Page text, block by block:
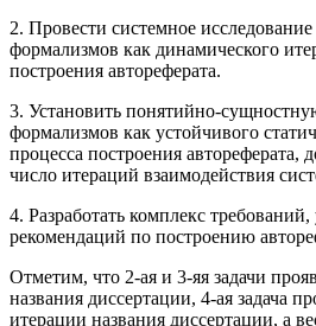
2. Провести системное
формализмов как динамического
построения автореферата.
3. Установить понятийно-
формализмов как устойчивого
процесса построения автореферата,
число итераций взаимодействия
4. Разработать комплекс
рекомендаций по построению
Отметим, что 2-ая и 3-яя задачи
названия диссертации, 4-ая задача
итерации названия диссертации, а